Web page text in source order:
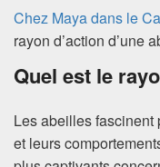
Chez Maya dans le
rayon d’action d’une
Quel est le
Les abeilles
et leurs